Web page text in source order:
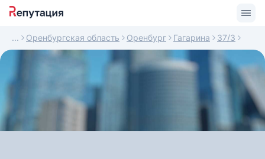
Оренбургская область Оренбург Гагарина 37/3